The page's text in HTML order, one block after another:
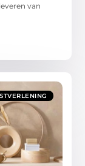
van